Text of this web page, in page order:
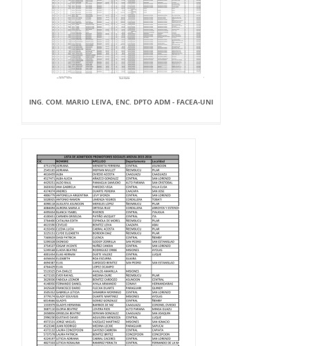
ING. COM. MARIO LEIVA, ENC. DPTO ADM - FACEA-UNI